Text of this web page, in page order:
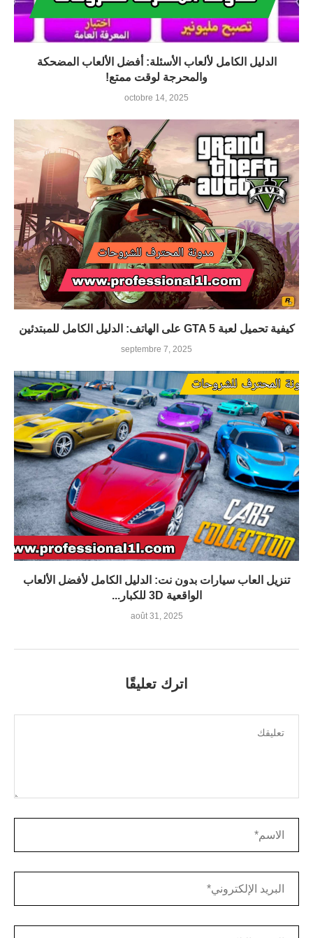
الدليل الكامل لألعاب الأسئلة: أفضل الألعاب المضحكة
والمحرجة لوقت ممتع!
octobre 14, 2025
كيفية تحميل لعبة GTA 5 على الهاتف: الدليل الكامل للمبتدئين
septembre 7, 2025
تنزيل العاب سيارات بدون نت: الدليل الكامل لأفضل الألعاب
الواقعية 3D للكبار...
août 31, 2025
اترك تعليقًا